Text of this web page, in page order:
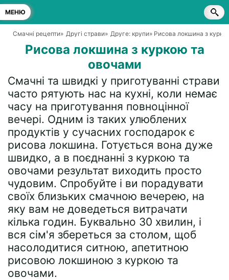
МЕНЮ
Смачні рецепти» Другі страви» Друге: крупи» Рисова локшина з
Рисова локшина з куркою та
овочами
Смачні та швидкі у приготуванні страви
часто рятують нас на кухні, коли немає
часу на приготування повноцінної
вечері. Одним із таких улюблених
продуктів у сучасних господарок є
рисова локшина. Готується вона дуже
швидко, а в поєднанні з куркою та
овочами результат виходить просто
чудовим. Спробуйте і ви порадувати
своїх близьких смачною вечерею, на
яку вам не доведеться витрачати
кілька годин. Буквально 30 хвилин, і
вся сім'я збереться за столом, щоб
насолодитися ситною, апетитною
рисовою локшиною з куркою та
овочами.